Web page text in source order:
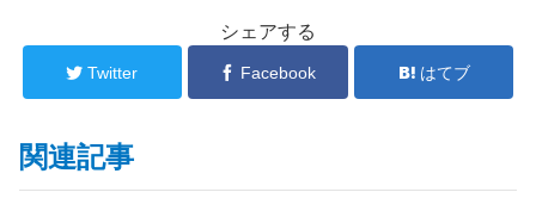
シェアする
Twitter Facebook はてブ
関連記事